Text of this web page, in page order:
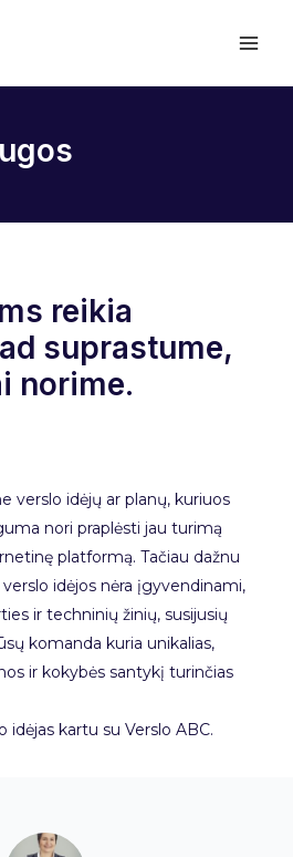
reikia
suprastume,
norime.
verslo idėjų ar planų, kuriuos
nori praplėsti jau turimą
platformą. Tačiau dažnu
idėjos nėra įgyvendinami,
ir techninių žinių, susijusių
komanda kuria unikalias,
ir kokybės santykį turinčias
idėjas kartu su Verslo ABC.